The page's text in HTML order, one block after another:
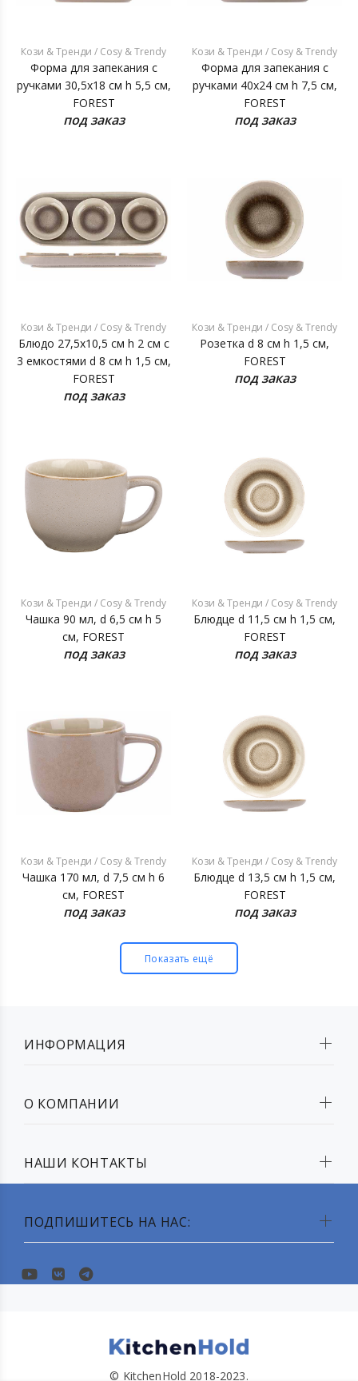
Кози & Тренди / Cosy & Trendy
Форма для запекания с
ручками 30,5x18 см h 5,5 см,
FOREST
под заказ
Кози & Тренди / Cosy & Trendy
Форма для запекания с
ручками 40x24 см h 7,5 см,
FOREST
под заказ
Кози & Тренди / Cosy & Trendy
Блюдо 27,5x10,5 см h 2 см с
3 емкостями d 8 см h 1,5 см,
FOREST
под заказ
Кози & Тренди / Cosy & Trendy
Розетка d 8 см h 1,5 см,
FOREST
под заказ
Кози & Тренди / Cosy & Trendy
Чашка 90 мл, d 6,5 см h 5
см, FOREST
под заказ
Кози & Тренди / Cosy & Trendy
Блюдце d 11,5 см h 1,5 см,
FOREST
под заказ
Кози & Тренди / Cosy & Trendy
Чашка 170 мл, d 7,5 см h 6
см, FOREST
под заказ
Кози & Тренди / Cosy & Trendy
Блюдце d 13,5 см h 1,5 см,
FOREST
под заказ
Показать ещё
ПОДПИШИТЕСЬ НА НАС:
ИНФОРМАЦИЯ
О КОМПАНИИ
НАШИ КОНТАКТЫ
© KitchenHold 2018-2023.